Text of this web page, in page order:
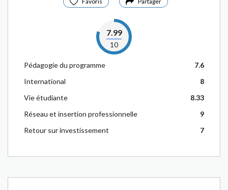
7.99
10
Pédagogie du programme
7.6
International
8
Vie étudiante
8.33
Réseau et insertion professionnelle
9
Retour sur investissement
7